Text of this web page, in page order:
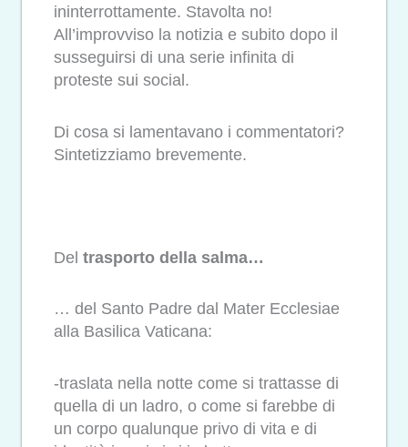
ininterrottamente. Stavolta no!
All’improvviso la notizia e subito dopo il
susseguirsi di una serie infinita di
proteste sui social.
Di cosa si lamentavano i commentatori?
Sintetizziamo brevemente.
Del trasporto della salma…
… del Santo Padre dal Mater Ecclesiae
alla Basilica Vaticana:
-traslata nella notte come si trattasse di
quella di un ladro, o come si farebbe di
un corpo qualunque privo di vita e di